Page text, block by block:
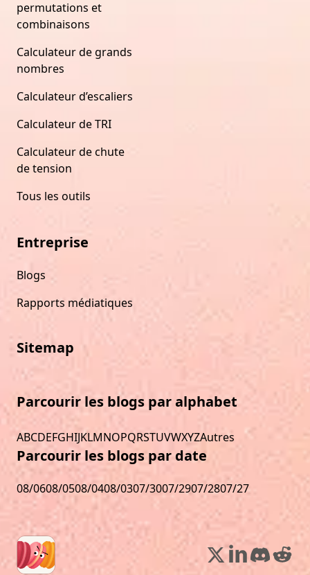
permutations et
combinaisons
Calculateur de grands
nombres
Calculateur d’escaliers
Calculateur de TRI
Calculateur de chute
de tension
Tous les outils
Entreprise
Blogs
Rapports médiatiques
Sitemap
Parcourir les blogs par alphabet
ABCDEFGHIJKLMNOPQRSTUVWXYZAutres
Parcourir les blogs par date
08/0608/0508/0408/0307/3007/2907/2807/27